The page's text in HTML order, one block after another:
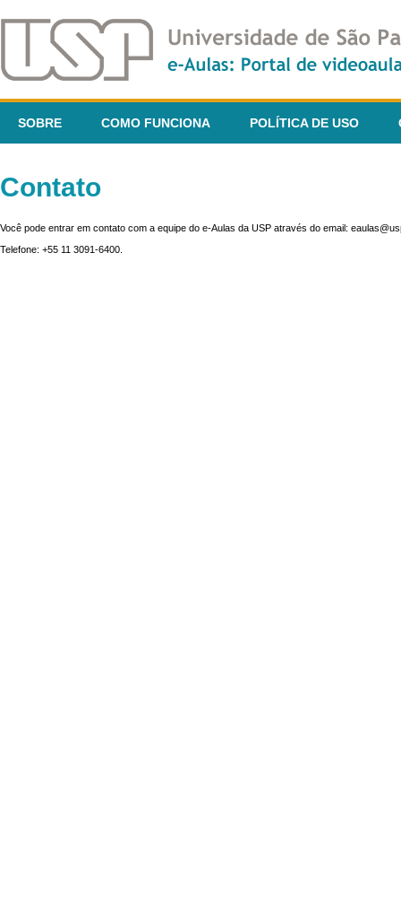
SOBRE COMO FUNCIONA POLÍTICA DE USO
Contato
Você pode entrar em contato com a equipe do e-Aulas da USP através do email:
Telefone: +55 11 3091-6400.